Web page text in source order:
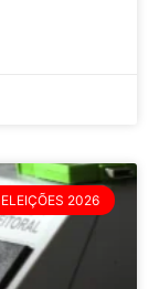
ELEIÇÕES 2026